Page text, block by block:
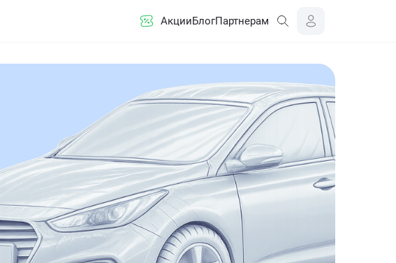
АкцииБлогПартнерам